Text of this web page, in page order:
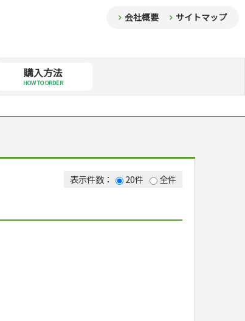
会社概要 サイトマップ
購入方法
HOW TO ORDER
表示件数： 20件
全件